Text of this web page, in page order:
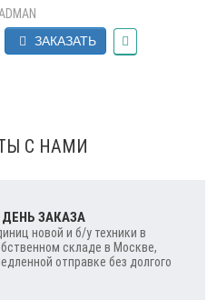
ЗАКАЗАТЬ
С НАМИ
ЗАКАЗА
новой и б/у техники в
складе в Москве,
отправке без долгого